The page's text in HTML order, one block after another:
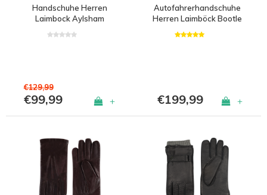
Handschuhe Herren
Laimbock Aylsham
€129,99
€99,99 +
Autofahrerhandschuhe
Herren Laimböck Bootle
€199,99 +